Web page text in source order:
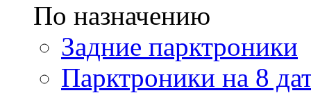
По назначению
Задние парктроники
Парктроники на 8